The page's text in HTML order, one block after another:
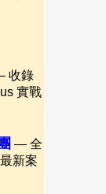
收錄
實戰
— 全
新案